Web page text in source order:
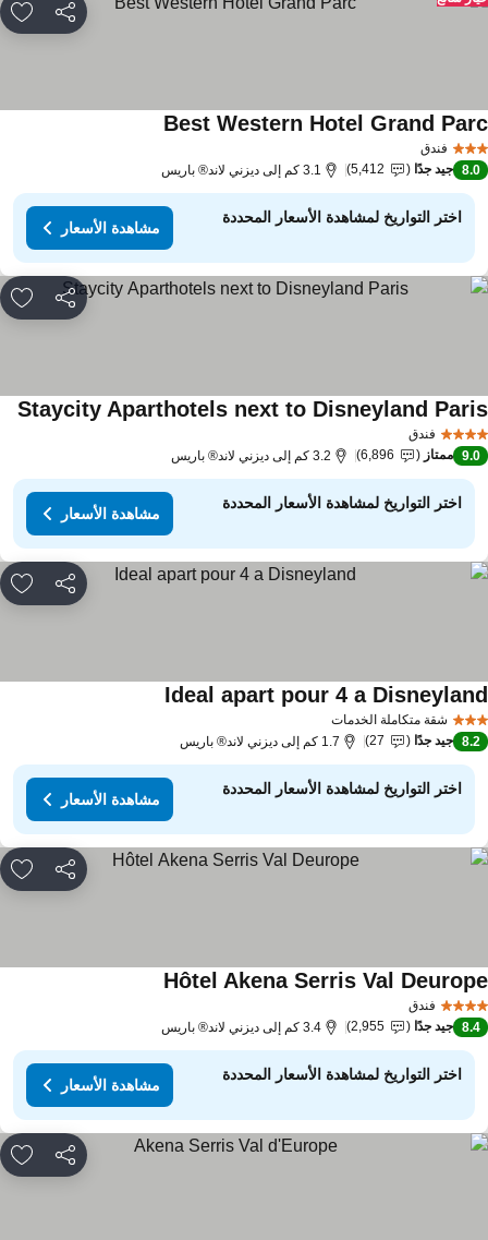
مشاركة
فندق
Best Western Hotel Grand
8.0 جيد جدًا 5,412 3.1 كم إلى ديزني لاند® باريس
اختر التواريخ لمشاهدة الأسعار المحددة
مشاهدة الأسعار
مشاركة
فندق
Staycity Aparthotels next to Disneyland
9.0 ممتاز 6,896 3.2 كم إلى ديزني لاند® باريس
اختر التواريخ لمشاهدة الأسعار المحددة
مشاهدة الأسعار
مشاركة
شقة متكاملة الخدمات
Ideal apart pour 4 a
8.2 جيد جدًا 27 1.7 كم إلى ديزني لاند® باريس
اختر التواريخ لمشاهدة الأسعار المحددة
مشاهدة الأسعار
مشاركة
فندق
Hôtel Akena Serris Val
8.4 جيد جدًا 2,955 3.4 كم إلى ديزني لاند® باريس
اختر التواريخ لمشاهدة الأسعار المحددة
مشاهدة الأسعار
مشاركة